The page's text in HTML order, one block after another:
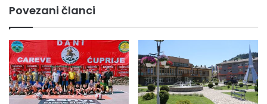
Povezani članci